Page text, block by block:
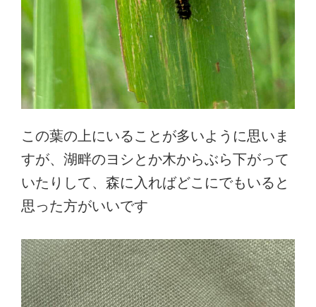
この葉の上にいることが多いように思いま
すが、湖畔のヨシとか木からぶら下がって
いたりして、森に入ればどこにでもいると
思った方がいいです